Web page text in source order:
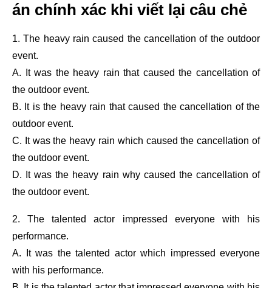
án chính xác khi viết lại câu chẻ
1. The heavy rain caused the cancellation of the outdoor
event.
A. It was the heavy rain that caused the cancellation of
the outdoor event.
B. It is the heavy rain that caused the cancellation of the
outdoor event.
C. It was the heavy rain which caused the cancellation of
the outdoor event.
D. It was the heavy rain why caused the cancellation of
the outdoor event.
2. The talented actor impressed everyone with his
performance.
A. It was the talented actor which impressed everyone
with his performance.